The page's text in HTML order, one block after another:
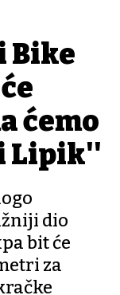
Bike
ćemo
Lipik''
dio
bit će
za